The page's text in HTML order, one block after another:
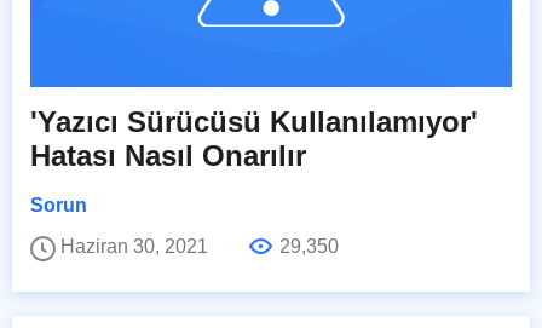
'Yazıcı Sürücüsü Kullanılamıyor'
Hatası Nasıl Onarılır
Sorun
Haziran 30, 2021
29,350